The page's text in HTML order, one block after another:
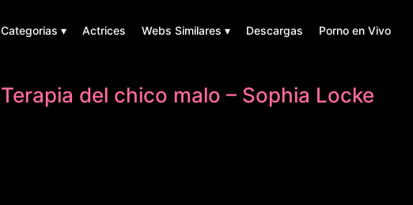
Categorias ▾ Actrices Webs Similares ▾ Descargas Porno en Vivo
Terapia del chico malo – Sophia Locke